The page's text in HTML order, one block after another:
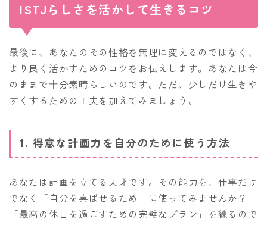
ISTJらしさを活かして生きるコツ
最後に、あなたのその性格を無理に変えるのではなく、
より良く活かすためのコツをお伝えします。あなたは今
のままで十分素晴らしいのです。ただ、少しだけ生きや
すくするための工夫を加えてみましょう。
1. 得意な計画力を自分のために使う方法
あなたは計画を立てる天才です。その能力を、仕事だけ
でなく「自分を喜ばせるため」に使ってみませんか？
「最高の休日を過ごすための完璧なプラン」を練るので